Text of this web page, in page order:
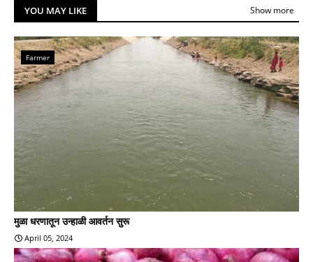
YOU MAY LIKE Show more
Farmer
मुळा धरणातून उन्हाळी आवर्तन सुरू
April 05, 2024